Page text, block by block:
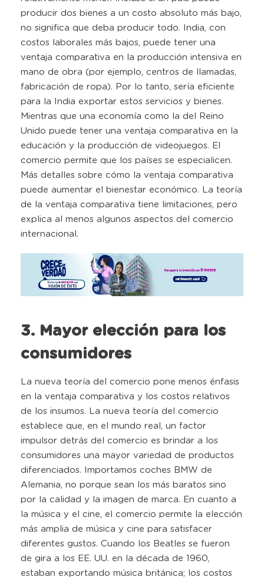
producir dos bienes a un costo absoluto más bajo,
no significa que deba producir todo. India, con
costos laborales más bajos, puede tener una
ventaja comparativa en la producción intensiva en
mano de obra (por ejemplo, centros de llamadas,
fabricación de ropa). Por lo tanto, sería eficiente
para la India exportar estos servicios y bienes.
Mientras que una economía como la del Reino
Unido puede tener una ventaja comparativa en la
educación y la producción de videojuegos. El
comercio permite que los países se especialicen.
Más detalles sobre cómo la ventaja comparativa
puede aumentar el bienestar económico. La teoría
de la ventaja comparativa tiene limitaciones, pero
explica al menos algunos aspectos del comercio
internacional.
3. Mayor elección para los
consumidores
La nueva teoría del comercio pone menos énfasis
en la ventaja comparativa y los costos relativos
de los insumos. La nueva teoría del comercio
establece que, en el mundo real, un factor
impulsor detrás del comercio es brindar a los
consumidores una mayor variedad de productos
diferenciados. Importamos coches BMW de
Alemania, no porque sean los más baratos sino
por la calidad y la imagen de marca. En cuanto a
la música y el cine, el comercio permite la elección
más amplia de música y cine para satisfacer
diferentes gustos. Cuando los Beatles se fueron
de gira a los EE. UU. en la década de 1960,
estaban exportando música británica; los costos